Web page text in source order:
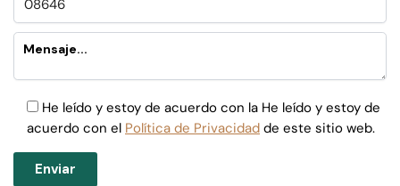
He leído y estoy de acuerdo con la He leído y estoy de
acuerdo con el Política de Privacidad de este sitio web.